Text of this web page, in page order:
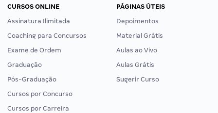
CURSOS ONLINE
Assinatura Ilimitada
Coaching para Concursos
Exame de Ordem
Graduação
Pós-Graduação
Cursos por Concurso
Cursos por Carreira
PÁGINAS ÚTEIS
Depoimentos
Material Grátis
Aulas ao Vivo
Aulas Grátis
Sugerir Curso